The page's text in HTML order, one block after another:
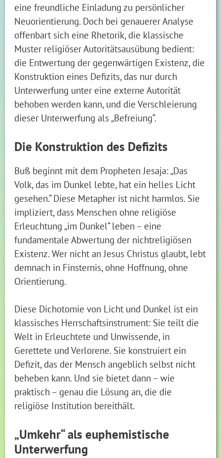
eine freundliche Einladung zu persönlicher
Neuorientierung. Doch bei genauerer Analyse
offenbart sich eine Rhetorik, die klassische
Muster religiöser Autoritätsausübung bedient:
die Entwertung der gegenwärtigen Existenz, die
Konstruktion eines Defizits, das nur durch
Unterwerfung unter eine externe Autorität
behoben werden kann, und die Verschleierung
dieser Unterwerfung als „Befreiung“.
Die Konstruktion des Defizits
Buß beginnt mit dem Propheten Jesaja: „Das
Volk, das im Dunkel lebte, hat ein helles Licht
gesehen.“ Diese Metapher ist nicht harmlos. Sie
impliziert, dass Menschen ohne religiöse
Erleuchtung „im Dunkel“ leben – eine
fundamentale Abwertung der nichtreligiösen
Existenz. Wer nicht an Jesus Christus glaubt, lebt
demnach in Finsternis, ohne Hoffnung, ohne
Orientierung.
Diese Dichotomie von Licht und Dunkel ist ein
klassisches Herrschaftsinstrument: Sie teilt die
Welt in Erleuchtete und Unwissende, in
Gerettete und Verlorene. Sie konstruiert ein
Defizit, das der Mensch angeblich selbst nicht
beheben kann. Und sie bietet dann – wie
praktisch – genau die Lösung an, die die
religiöse Institution bereithält.
„Umkehr“ als euphemistische
Unterwerfung